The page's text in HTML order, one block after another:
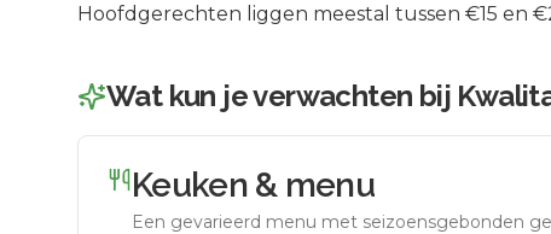
Hoofdgerechten liggen meestal tussen €15 en
Wat kun je verwachten bij
Keuken & menu
Een gevarieerd menu met seizoensgebonden